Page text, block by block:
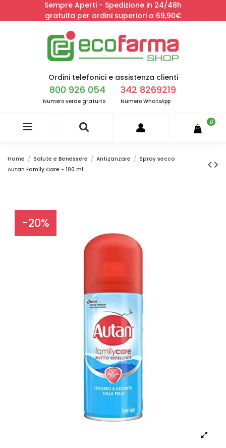
Sempre Aperti - Spedizione in 24/48h
gratuita per ordini superiori a 69,90€
Ordini telefonici e assistenza clienti
800 926 054
Numero verde gratuito
342 8269219
Numero WhatsApp
0
Home Salute e Benessere Antizanzare
Spray secco
Autan Family Care - 100 ml
-20%